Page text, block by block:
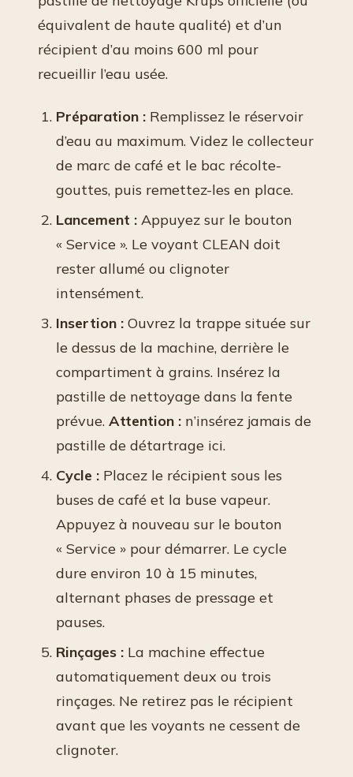
équivalent de haute qualité) et d’un
récipient d’au moins 600 ml pour
recueillir l’eau usée.
Préparation : Remplissez le réservoir
d’eau au maximum. Videz le collecteur
de marc de café et le bac récolte-
gouttes, puis remettez-les en place.
Lancement : Appuyez sur le bouton
« Service ». Le voyant CLEAN doit
rester allumé ou clignoter
intensément.
Insertion : Ouvrez la trappe située sur
le dessus de la machine, derrière le
compartiment à grains. Insérez la
pastille de nettoyage dans la fente
prévue.Attention : n’insérez jamais de
pastille de détartrage ici.
Cycle : Placez le récipient sous les
buses de café et la buse vapeur.
Appuyez à nouveau sur le bouton
« Service » pour démarrer. Le cycle
dure environ 10 à 15 minutes,
alternant phases de pressage et
pauses.
Rinçages : La machine effectue
automatiquement deux ou trois
rinçages. Ne retirez pas le récipient
avant que les voyants ne cessent de
clignoter.